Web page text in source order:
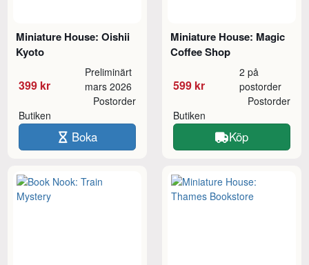
Miniature House: Oishii
Kyoto
399 kr
Preliminärt
mars 2026
Butiken
Postorder
Boka
Miniature House: Magic
Coffee Shop
599 kr
2 på
postorder
Butiken
Postorder
Köp